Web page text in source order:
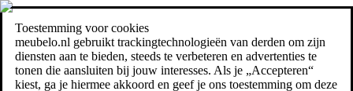
Toestemming voor cookies
meubelo.nl gebruikt trackingtechnologieën van derden om zijn
diensten aan te bieden, steeds te verbeteren en advertenties te
tonen die aansluiten bij jouw interesses. Als je „Accepteren“
kiest, ga je hiermee akkoord en geef je ons toestemming om deze
meubelo.nl - meubel jezelf de beste prijs!Meer dan 100 miljoen
producten in prijsvergelijking
landen
meubelo.nl - meubel jezelf de beste prijs!
Meer dan 100 miljoen producten in prijsvergelijking